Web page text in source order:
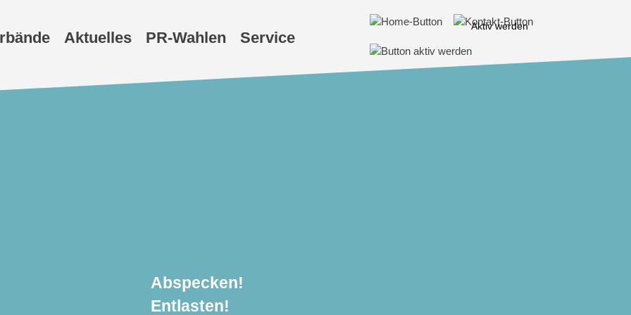
Aktiv werden
Aktuelles PR-Wahlen Service
Abspecken!
Entlasten!